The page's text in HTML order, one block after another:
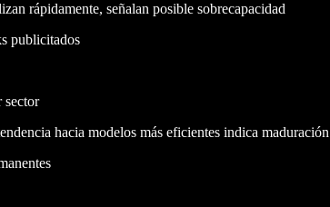
rápidamente, señalan posible sobrecapacidad
publicitados
sector
hacia modelos más eficientes indica maduración